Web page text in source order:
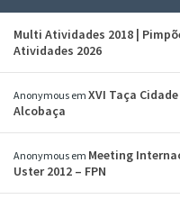
Multi Atividades 2018 |
Atividades 2026
Anonymous emXVI Taça
Alcobaça
Anonymous em Meeting
Uster 2012 – FPN